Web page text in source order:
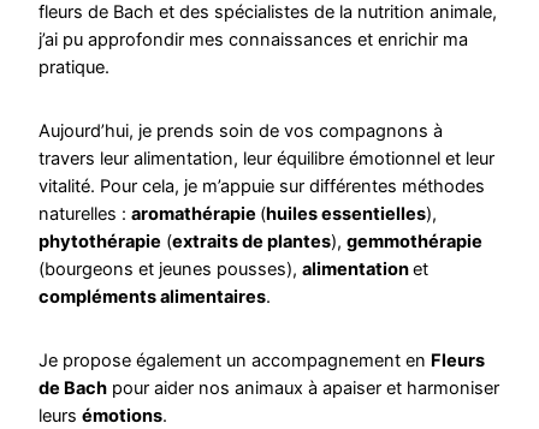
fleurs de Bach et des spécialistes de la nutrition animale,
j’ai pu approfondir mes connaissances et enrichir ma
pratique.
Aujourd’hui, je prends soin de vos compagnons à
travers leur alimentation, leur équilibre émotionnel et leur
vitalité. Pour cela, je m’appuie sur différentes méthodes
naturelles : aromathérapie (huiles essentielles),
phytothérapie (extraits de plantes), gemmothérapie
(bourgeons et jeunes pousses), alimentationet
compléments alimentaires.
Je propose également un accompagnement en Fleurs
de Bach pour aider nos animaux à apaiser et harmoniser
leurs émotions.